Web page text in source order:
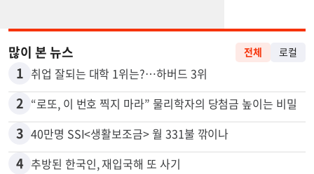
많이 본 뉴스 전체 로컬
1 취업 잘되는 대학 1위는?…하버드 3위
2 “로또, 이 번호 찍지 마라” 물리학자의 당첨금 높이는 비밀
3 40만명 SSI<생활보조금> 월 331불 깎이나
4 추방된 한국인, 재입국해 또 사기